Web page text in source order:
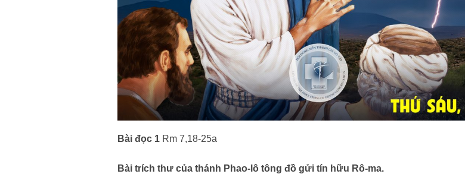
Bài đọc 1 Rm 7,18-25a
Bài trích thư của thánh Phao-lô tông đồ gửi tín hữu Rô-ma.